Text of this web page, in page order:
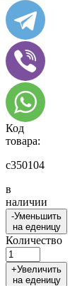
Код
товара:
c350104
в
наличии
-Уменьшить
на еденицу
Количество
+Увеличить
на еденицу